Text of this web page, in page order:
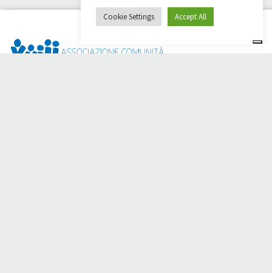
Cookie Settings Accept All